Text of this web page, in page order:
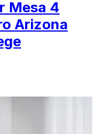
Mesa 4
Arizona